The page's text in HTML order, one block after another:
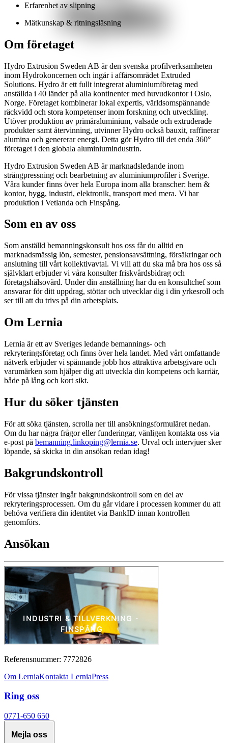
Erfarenhet av slipning
Mätkunskap & ritningsläsning
Om företaget
Hydro Extrusion Sweden AB är den svenska profilverksamheten
inom Hydrokoncernen och ingår i affärsområdet Extruded
Solutions. Hydro är ett fullt integrerat aluminiumföretag med
anställda i 40 länder på alla kontinenter med huvudkontor i Oslo,
Norge. Företaget kombinerar lokal expertis, världsomspännande
räckvidd och stora kompetenser inom forskning och utveckling.
Utöver produktion av primäraluminium, valsade och extruderade
produkter samt återvinning, utvinner Hydro också bauxit, raffinerar
alumina och genererar energi. Detta gör Hydro till det enda 360°
företaget i den globala aluminiumindustrin.
Hydro Extrusion Sweden AB är marknadsledande inom
strängpressning och bearbetning av aluminiumprofiler i Sverige.
Våra kunder finns över hela Europa inom alla branscher: hem &
kontor, bygg, industri, elektronik, transport med mera. Vi har
produktion i Vetlanda och Finspång.
Som en av oss
Som anställd bemanningskonsult hos oss får du alltid en
marknadsmässig lön, semester, pensionsavsättning, försäkringar och
anslutning till vårt kollektivavtal. Vi vill att du ska må bra hos oss så
självklart erbjuder vi våra konsulter friskvårdsbidrag och
företagshälsovård. Under din anställning har du en konsultchef som
ansvarar för ditt uppdrag, stöttar och utvecklar dig i din yrkesroll och
ser till att du trivs på din arbetsplats.
Om Lernia
Lernia är ett av Sveriges ledande bemannings- och
rekryteringsföretag och finns över hela landet. Med vårt omfattande
nätverk erbjuder vi spännande jobb hos attraktiva arbetsgivare och
varumärken som hjälper dig att utveckla din kompetens och karriär,
både på lång och kort sikt.
Hur du söker tjänsten
För att söka tjänsten, scrolla ner till ansökningsformuläret nedan.
Om du har några frågor eller funderingar, vänligen kontakta oss via
e-post på bemanning.linkoping@lernia.se. Urval och intervjuer sker
löpande, så skicka in din ansökan redan idag!
Bakgrundskontroll
För vissa tjänster ingår bakgrundskontroll som en del av
rekryteringsprocessen. Om du går vidare i processen kommer du att
behöva verifiera din identitet via BankID innan kontrollen
genomförs.
Ansökan
Referensnummer: 7772826
Om LerniaKontakta LerniaPress
Ring oss
0771-650 650
Mejla oss